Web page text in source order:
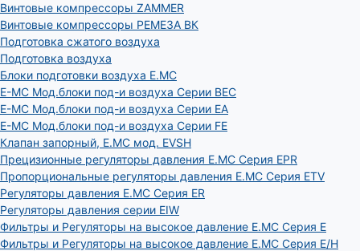
Винтовые компрессоры ZAMMER
Винтовые компрессоры РЕМЕЗА ВК
Подготовка сжатого воздуха
Подготовка воздуха
Блоки подготовки воздуха E.MC
E-MC Мод.блоки под-и воздуха Серии BEC
E-MC Мод.блоки под-и воздуха Серии EA
E-MC Мод.блоки под-и воздуха Серии FE
Клапан запорный, E.MC мод. EVSH
Прецизионные регуляторы давления E.MC Серия EPR
Пропорциональные регуляторы давления E.MC Серия ETV
Регуляторы давления E.MC Серия ER
Регуляторы давления серии EIW
Фильтры и Регуляторы на высокое давление E.MC Серия E
Фильтры и Регуляторы на высокое давление E.MC Серия E/H